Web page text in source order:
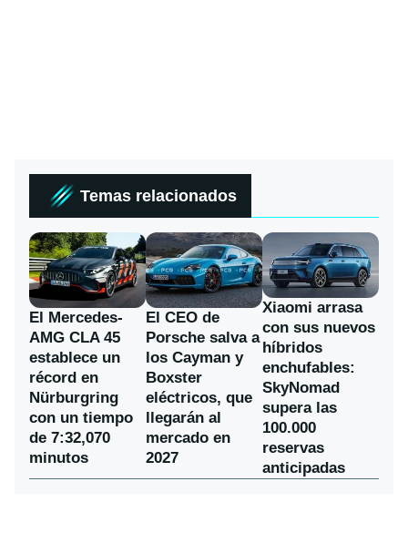
Temas relacionados
El Mercedes-
AMG CLA 45
establece un
récord en
Nürburgring
con un tiempo
de 7:32,070
minutos
El CEO de
Porsche salva a
los Cayman y
Boxster
eléctricos, que
llegarán al
mercado en
2027
Xiaomi arrasa
con sus nuevos
híbridos
enchufables:
SkyNomad
supera las
100.000
reservas
anticipadas